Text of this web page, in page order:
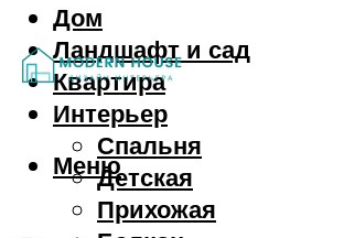
Дом
Ландшафт и сад
Квартира
Интерьер
Спальня
Детская
Прихожая
Меню